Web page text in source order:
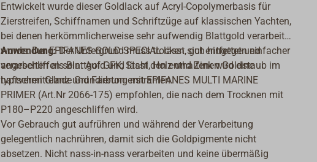
Entwickelt wurde dieser Goldlack auf Acryl-Copolymerbasis für
Zierstreifen, Schiffnamen und Schriftzüge auf klassischen Yachten,
bei denen herkömmlicherweise sehr aufwendig Blattgold verarbeitet
wurde. Der EPIFANES GOLD SPECIAL lässt sich hingegen einfacher
verarbeiten als Blattgold und lässt den enthaltenen Goldstaub im
typischen Glanz und Farbton erstrahlen.
Anwendung:Der Untergrund muss trocken, gut entfettet und
angeschliffen sein. Auf GFK, Stahl, Holz und Zink wird eine
haftvermittelnde Grundierung mit EPIFANES MULTI MARINE
PRIMER (Art.Nr 2066-175) empfohlen, die nach dem Trocknen mit
P180–P220 angeschliffen wird.
Vor Gebrauch gut aufrühren und während der Verarbeitung
gelegentlich nachrühren, damit sich die Goldpigmente nicht
absetzen. Nicht nass-in-nass verarbeiten und keine übermäßig